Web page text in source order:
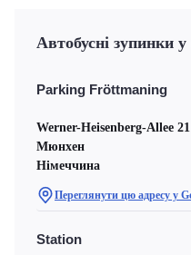
Автобусні зупинки
Parking Fröttmaning
Werner-Heisenberg-Allee 21
Мюнхен
Німеччина
Переглянути цю адресу у
Station